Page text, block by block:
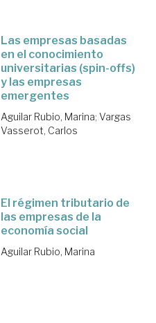
Las empresas basadas
en el conocimiento
universitarias (spin-offs)
y las empresas
emergentes
Aguilar Rubio, Marina; Vargas
Vasserot, Carlos
El régimen tributario de
las empresas de la
economía social
Aguilar Rubio, Marina